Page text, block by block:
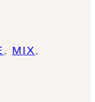
, MIX